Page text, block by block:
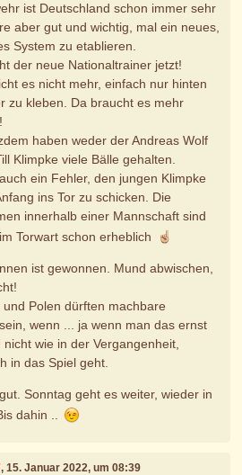
ist Deutschland schon immer sehr
aber gut und wichtig, mal ein neues,
System zu etablieren.
der neue Nationaltrainer jetzt!
es nicht mehr, einfach nur hinten
zu kleben. Da braucht es mehr
haben weder der Andreas Wolf
Klimpke viele Bälle gehalten.
ein Fehler, den jungen Klimpke
ins Tor zu schicken. Die
innerhalb einer Mannschaft sind
Torwart schon erheblich
ist gewonnen. Mund abwischen,
Polen dürften machbare
wenn ... ja wenn man das ernst
nicht wie in der Vergangenheit,
in das Spiel geht.
Sonntag geht es weiter, wieder in
dahin ..
, 15. Januar 2022, um 08:39